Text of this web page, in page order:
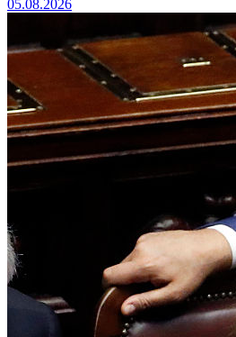
05.08.2026